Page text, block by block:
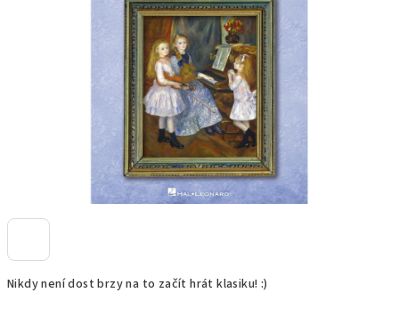
Nikdy není dost brzy na to začít hrát klasiku! :)
hvězdiček.